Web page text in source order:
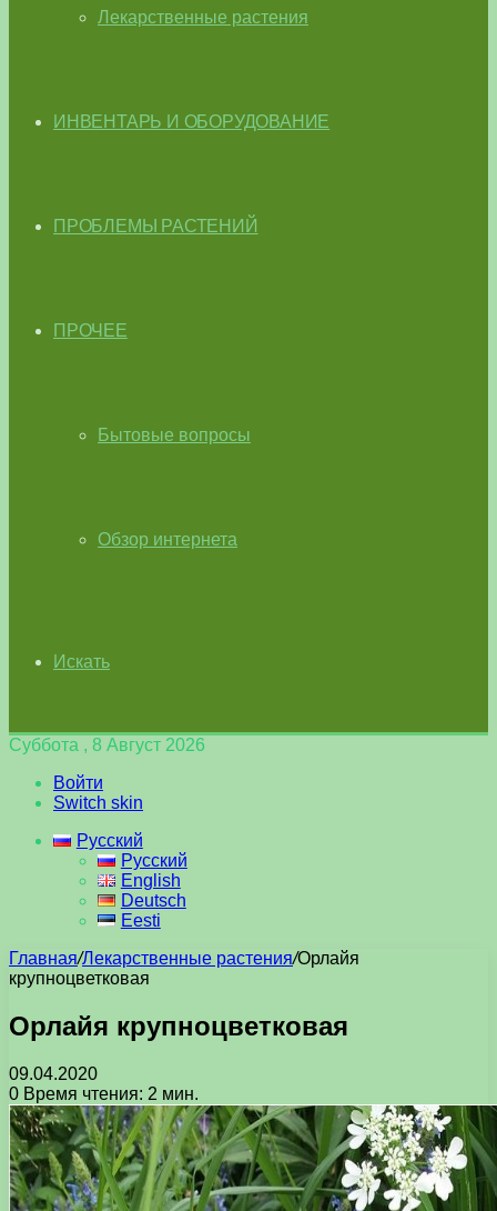
Лекарственные растения
ИНВЕНТАРЬ И ОБОРУДОВАНИЕ
ПРОБЛЕМЫ РАСТЕНИЙ
ПРОЧЕЕ
Бытовые вопросы
Обзор интернета
Искать
Суббота , 8 Август 2026
Войти
Switch skin
Русский
Русский
English
Deutsch
Eesti
Главная/Лекарственные растения/Орлайя
крупноцветковая
Орлайя крупноцветковая
09.04.2020
0 Время чтения: 2 мин.